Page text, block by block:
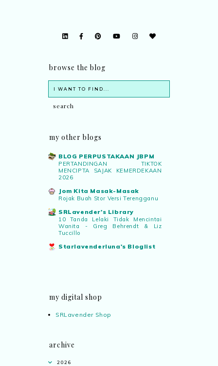
browse the blog
my other blogs
BLOG PERPUSTAKAAN JBPM
PERTANDINGAN TIKTOK
MENCIPTA SAJAK KEMERDEKAAN
2026
Jom Kita Masak-Masak
Rojak Buah Stor Versi Terengganu
SRLavender's Library
10 Tanda Lelaki Tidak Mencintai
Wanita - Greg Behrendt & Liz
Tuccillo
Starlavenderluna's Bloglist
my digital shop
SRLavender Shop
archive
2026